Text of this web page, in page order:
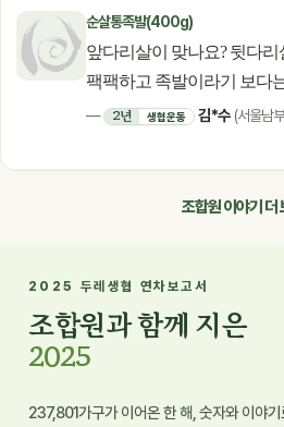
순살통족발(400g)
앞다리살이 맞나요? 뒷다
팩팩하고 족발이라기 보다는 수육눌러놓은것 같아요.
실망이네요. 후기에 사진첨
— 2년 생협운동 김*수 (서울남
조합원 이야기 더
2025 두레생협 연차보고서
조합원과 함께 지은
2025
237,801가구가 이어온 한 해, 숫자와 이야기